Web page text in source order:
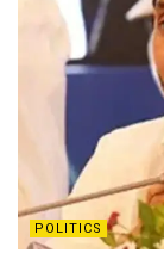
POLITICS